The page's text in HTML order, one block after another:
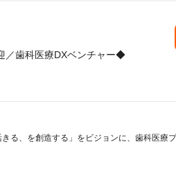
／歯科医療DXベンチャー◆
る、を創造する」をビジョンに、歯科医療